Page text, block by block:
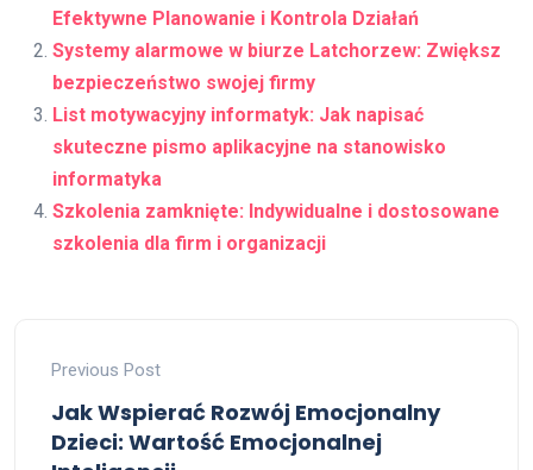
Efektywne Planowanie i Kontrola Działań
Systemy alarmowe w biurze Latchorzew: Zwiększ
bezpieczeństwo swojej firmy
List motywacyjny informatyk: Jak napisać
skuteczne pismo aplikacyjne na stanowisko
informatyka
Szkolenia zamknięte: Indywidualne i dostosowane
szkolenia dla firm i organizacji
Previous Post
Jak Wspierać Rozwój Emocjonalny
Dzieci: Wartość Emocjonalnej